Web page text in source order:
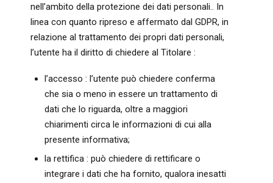
nell’ambito della protezione dei dati personali.. In
linea con quanto ripreso e affermato dal GDPR, in
relazione al trattamento dei propri dati personali,
l’utente ha il diritto di chiedere al Titolare :
l’accesso : l’utente può chiedere conferma
che sia o meno in essere un trattamento di
dati che lo riguarda, oltre a maggiori
chiarimenti circa le informazioni di cui alla
presente informativa;
la rettifica : può chiedere di rettificare o
integrare i dati che ha fornito, qualora inesatti